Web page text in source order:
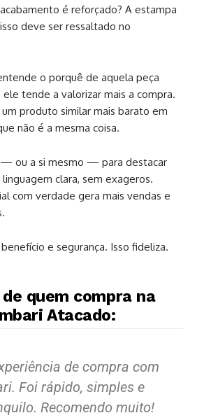
é reforçado? A estampa
deve ser ressaltado no
o porquê de aquela peça
tende a valorizar mais a compra.
produto similar mais barato em
não é a mesma coisa.
— ou a si mesmo — para destacar
clara, sem exageros.
com verdade gera mais vendas e
e segurança. Isso fideliza.
quem compra na
Atacado:
de compra com
Foi rápido, simples e
Recomendo muito!